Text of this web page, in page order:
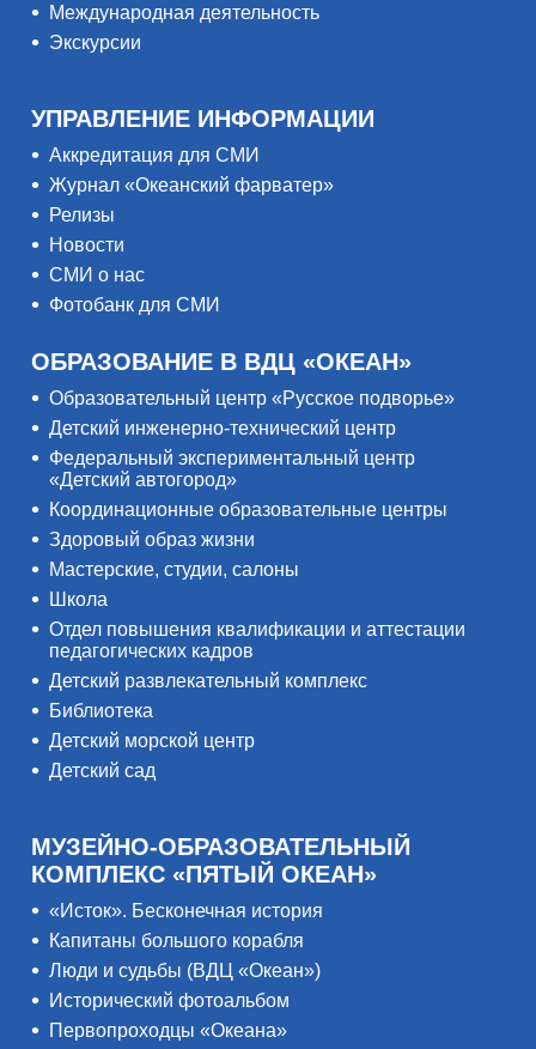
Международная деятельность
Экскурсии
УПРАВЛЕНИЕ ИНФОРМАЦИИ
Аккредитация для СМИ
Журнал «Океанский фарватер»
Релизы
Новости
СМИ о нас
Фотобанк для СМИ
ОБРАЗОВАНИЕ В ВДЦ «ОКЕАН»
Образовательный центр «Русское подворье»
Детский инженерно-технический центр
Федеральный экспериментальный центр
«Детский автогород»
Координационные образовательные центры
Здоровый образ жизни
Мастерские, студии, салоны
Школа
Отдел повышения квалификации и аттестации
педагогических кадров
Детский развлекательный комплекс
Библиотека
Детский морской центр
Детский сад
МУЗЕЙНО-ОБРАЗОВАТЕЛЬНЫЙ
КОМПЛЕКС «ПЯТЫЙ ОКЕАН»
«Исток». Бесконечная история
Капитаны большого корабля
Люди и судьбы (ВДЦ «Океан»)
Исторический фотоальбом
Первопроходцы «Океана»